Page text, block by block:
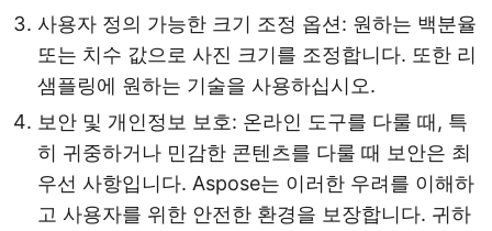
사용자 정의 가능한 크기 조정 옵션: 원하는 백분율
또는 치수 값으로 사진 크기를 조정합니다. 또한 리
샘플링에 원하는 기술을 사용하십시오.
보안 및 개인정보 보호: 온라인 도구를 다룰 때, 특
히 귀중하거나 민감한 콘텐츠를 다룰 때 보안은 최
우선 사항입니다. Aspose는 이러한 우려를 이해하
고 사용자를 위한 안전한 환경을 보장합니다. 귀하